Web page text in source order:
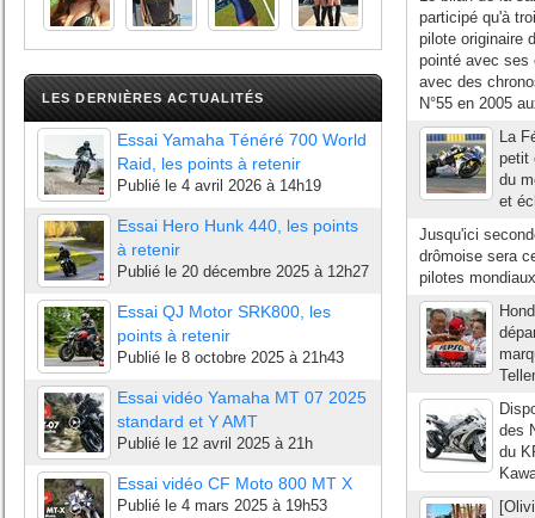
LES DERNIÈRES ACTUALITÉS
Essai Yamaha Ténéré 700 World
Raid, les points à retenir
Publié le 4 avril 2026 à 14h19
Essai Hero Hunk 440, les points
à retenir
Publié le 20 décembre 2025 à 12h27
Essai QJ Motor SRK800, les
points à retenir
Publié le 8 octobre 2025 à 21h43
Essai vidéo Yamaha MT 07 2025
standard et Y AMT
Publié le 12 avril 2025 à 21h
Essai vidéo CF Moto 800 MT X
Publié le 4 mars 2025 à 19h53
participé qu'à
pilote originaire
pointé avec ses
avec des
N°55 en 2005
La
petit
du
et
Jusqu'ici
drômoise sera
pilotes
des
du